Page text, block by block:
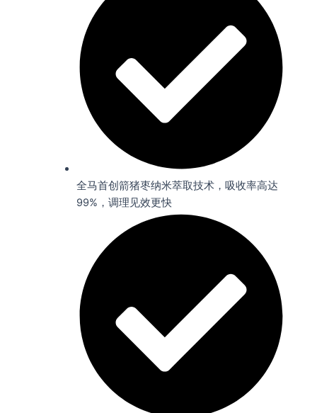
全马首创箭猪枣纳米萃取技术，吸收率高达
99%，调理见效更快